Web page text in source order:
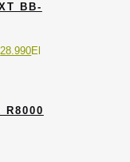
BB-
28.990El
R8000